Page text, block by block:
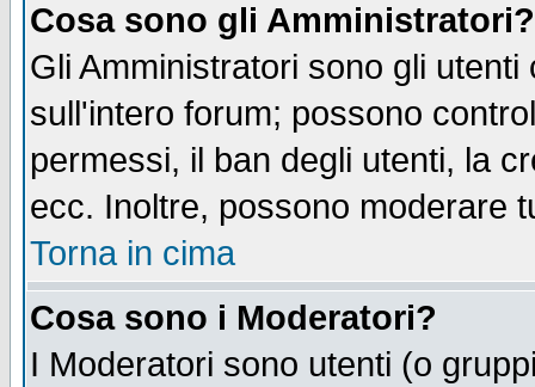
Cosa sono gli Amministratori?
Gli Amministratori sono gli
sull'intero forum; possono
permessi, il ban degli utenti, la
ecc. Inoltre, possono moderare
Torna in cima
Cosa sono i Moderatori?
I Moderatori sono utenti (o